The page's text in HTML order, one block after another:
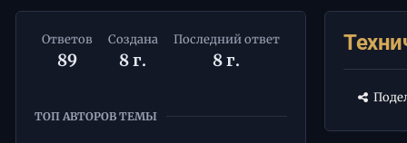
Ответов
89
Создана
8 г.
Последний ответ
8 г.
ТОП АВТОРОВ ТЕМЫ